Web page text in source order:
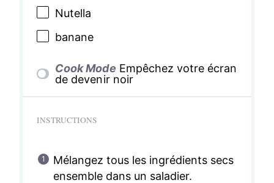
Nutella
banane
Cook Mode Empêchez votre écran
de devenir noir
INSTRUCTIONS
Mélangez tous les ingrédients secs
ensemble dans un saladier.